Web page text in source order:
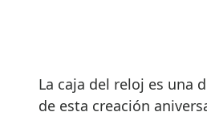
La caja del reloj es una
de esta creación